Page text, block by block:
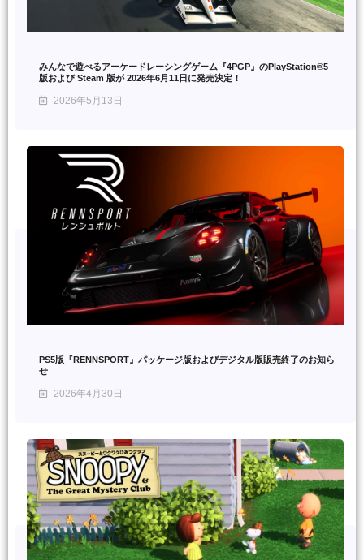
みんなで遊べるアーケードレーシングゲーム『4PGP』のPlayStation®5
版および Steam 版が 2026年6月11日に発売決定！
2026年5月13日
PS5版『RENNSPORT』パッケージ版およびデジタル版販売終了のお知ら
せ
2026年4月30日